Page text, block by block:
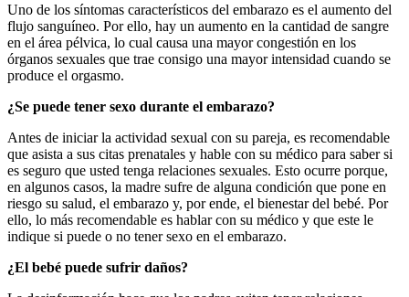
Uno de los síntomas característicos del embarazo es el aumento del
flujo sanguíneo. Por ello, hay un aumento en la cantidad de sangre
en el área pélvica, lo cual causa una mayor congestión en los
órganos sexuales que trae consigo una mayor intensidad cuando se
produce el orgasmo.
¿Se puede tener sexo durante el embarazo?
Antes de iniciar la actividad sexual con su pareja, es recomendable
que asista a sus citas prenatales y hable con su médico para saber si
es seguro que usted tenga relaciones sexuales. Esto ocurre porque,
en algunos casos, la madre sufre de alguna condición que pone en
riesgo su salud, el embarazo y, por ende, el bienestar del bebé. Por
ello, lo más recomendable es hablar con su médico y que este le
indique si puede o no tener sexo en el embarazo.
¿El bebé puede sufrir daños?